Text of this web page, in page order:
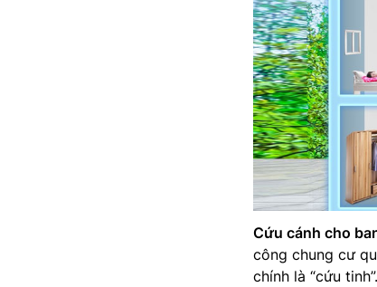
Cứu cánh cho
công chung cư
chính là “cứu